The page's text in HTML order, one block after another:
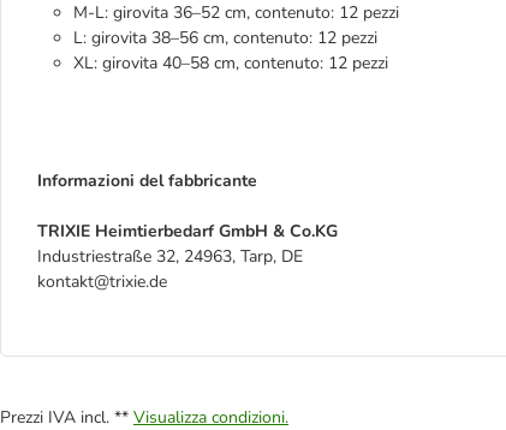
M-L: girovita 36–52 cm, contenuto: 12 pezzi
L: girovita 38–56 cm, contenuto: 12 pezzi
XL: girovita 40–58 cm, contenuto: 12 pezzi
Informazioni del fabbricante
TRIXIE Heimtierbedarf GmbH & Co.KG
Industriestraße 32, 24963, Tarp, DE
kontakt@trixie.de
Prezzi IVA incl. ** Visualizza condizioni.